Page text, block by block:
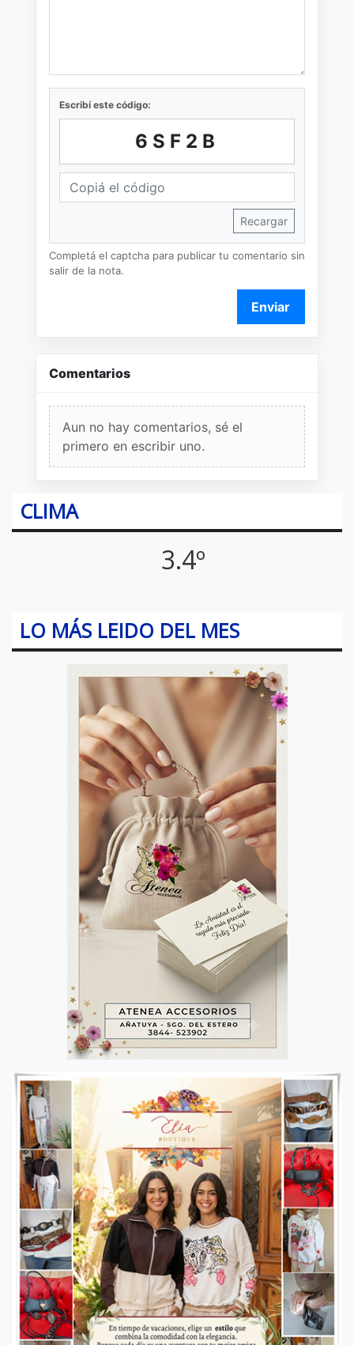
Escribí este código:
6SF2B
Recargar
Completá el captcha para publicar tu comentario sin
salir de la nota.
Enviar
Comentarios
Aun no hay comentarios, sé el
primero en escribir uno.
CLIMA
3.4º
LO MÁS LEIDO DEL MES